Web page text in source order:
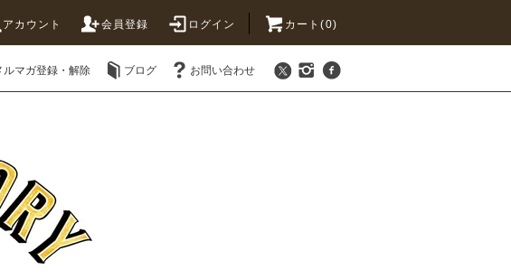
アカウント 会員登録 ログイン カート(0)
ルマガ登録・解除 ブログ お問い合わせ